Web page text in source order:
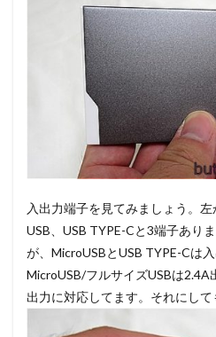
入出力端子を見てみましょう。
USB、USB TYPE-Cと3端子あり
が、MicroUSBとUSB TYPE-Cは
MicroUSB/フルサイズUSBは2.4A
出力に対応してます。それにして